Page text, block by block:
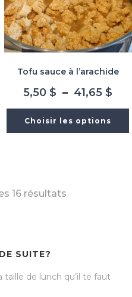
Tofu sauce à l’arachide
5,50 $ – 41,65 $
Choisir les options
16 résultats
SUITE?
de lunch qu’il te faut